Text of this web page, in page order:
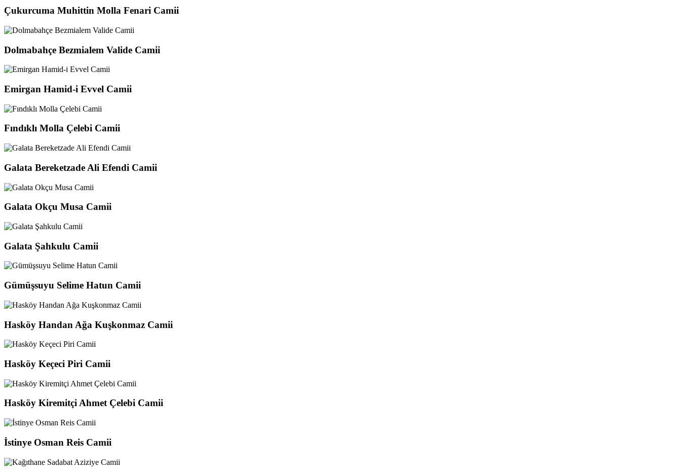
Çukurcuma Muhittin Molla Fenari Camii
Dolmabahçe Bezmialem Valide Camii
Emirgan Hamid-i Evvel Camii
Fındıklı Molla Çelebi Camii
Galata Bereketzade Ali Efendi Camii
Galata Okçu Musa Camii
Galata Şahkulu Camii
Gümüşsuyu Selime Hatun Camii
Hasköy Handan Ağa Kuşkonmaz Camii
Hasköy Keçeci Piri Camii
Hasköy Kiremitçi Ahmet Çelebi Camii
İstinye Osman Reis Camii